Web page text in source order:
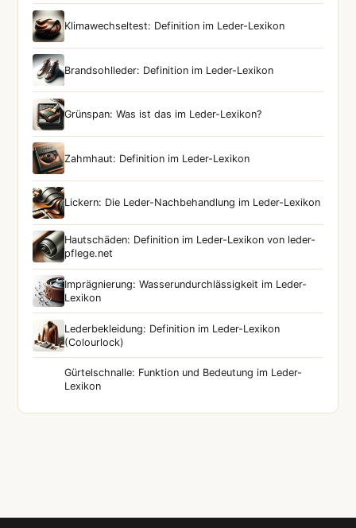
Klimawechseltest: Definition im Leder-Lexikon
Brandsohlleder: Definition im Leder-Lexikon
Grünspan: Was ist das im Leder-Lexikon?
Zahmhaut: Definition im Leder-Lexikon
Lickern: Die Leder-Nachbehandlung im Leder-Lexikon
Hautschäden: Definition im Leder-Lexikon von leder-
pflege.net
Imprägnierung: Wasserundurchlässigkeit im Leder-
Lexikon
Lederbekleidung: Definition im Leder-Lexikon
(Colourlock)
Gürtelschnalle: Funktion und Bedeutung im Leder-
Lexikon